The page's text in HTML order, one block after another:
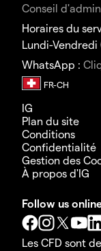
Conseil
Horaires du
Lundi-
WhatsApp :
IG
Plan du site
Conditions
Confidentialité
Gestion des
À propos d'IG
Follow us
Les CFD sont